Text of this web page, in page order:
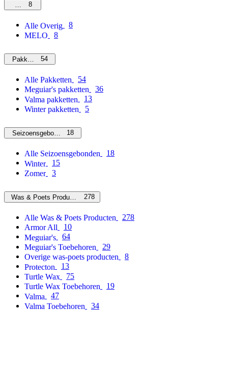
Overig
8
Alle Overig
8
MELO
8
Pakketten54
Alle Pakketten
54
Meguiar's pakketten
36
Valma pakketten
13
Winter pakketten
5
Seizoensgebonden18
Alle Seizoensgebonden
18
Winter
15
Zomer
3
Was & Poets Producten 278
Alle Was & Poets Producten
278
Armor All
10
Meguiar's
64
Meguiar's Toebehoren
29
Overige was-poets producten
8
Protecton
13
Turtle Wax
75
Turtle Wax Toebehoren
19
Valma
47
Valma Toebehoren
34